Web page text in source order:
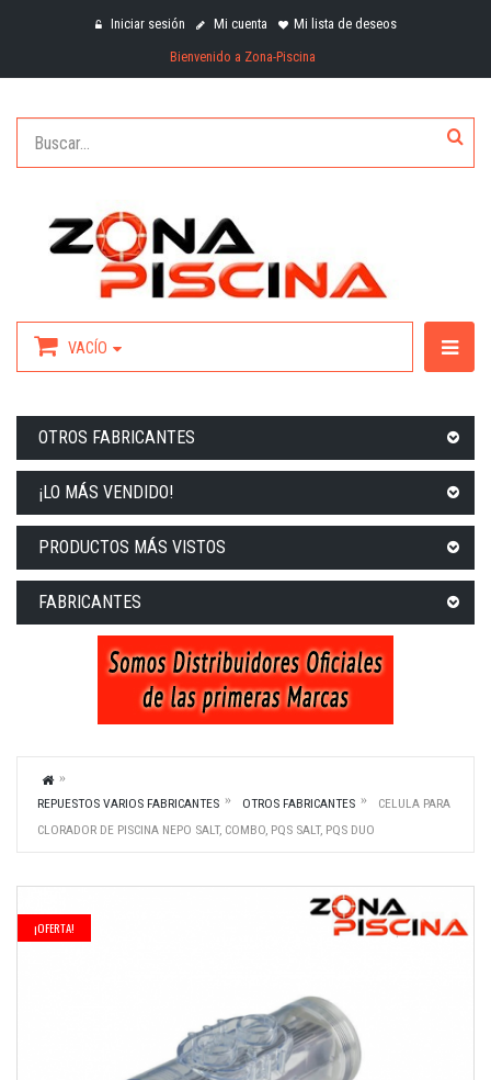
Iniciar sesión Mi cuenta
Mi lista de deseos
Bienvenido a Zona-Piscina
VACÍO
OTROS FABRICANTES
¡LO MÁS VENDIDO!
PRODUCTOS MÁS VISTOS
FABRICANTES
REPUESTOS VARIOS FABRICANTES OTROS FABRICANTES
CELULA PARA
CLORADOR DE PISCINA NEPO SALT, COMBO, PQS SALT, PQS DUO
¡OFERTA!